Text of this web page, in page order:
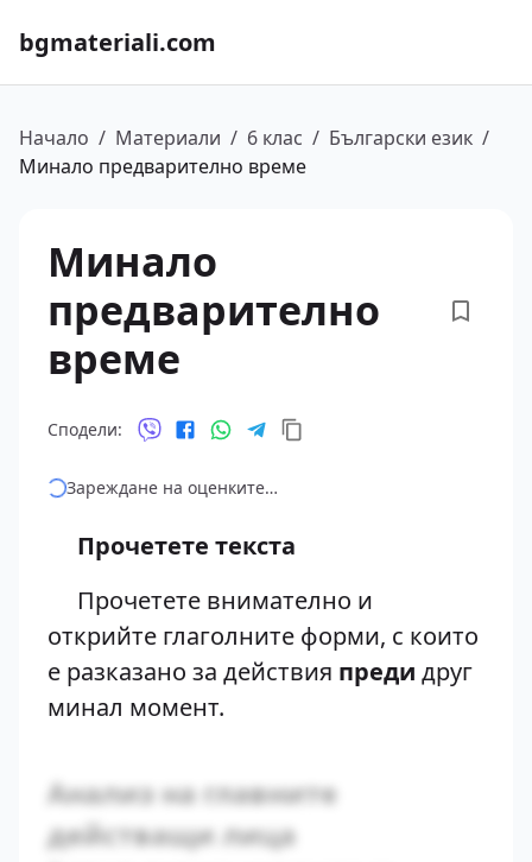
bgmateriali.com
Начало / Материали / 6 клас / Български език /
Минало предварително време
Минало
предварително
време
Сподели:
Зареждане на оценките…
Прочетете текста
Прочетете внимателно и
открийте глаголните форми, с които
е разказано за действия преди друг
минал момент.
Анализ на главните
действащи лица